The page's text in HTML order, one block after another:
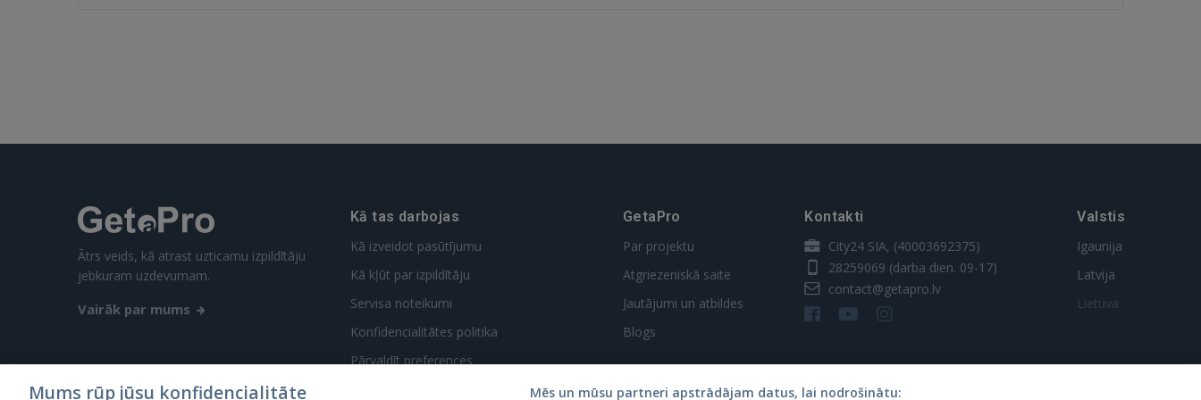
Ātrs veids, kā atrast uzticamu izpildītāju
jebkuram uzdevumam.
Vairāk par mums
Kā tas darbojas
Kā izveidot pasūtījumu
Kā kļūt par izpildītāju
Servisa noteikumi
Konfidencialitātes politika
Pārvaldīt preferences
GetaPro
Par projektu
Atgriezeniskā saite
Jautājumi un atbildes
Blogs
Kontakti
City24 SIA, (40003692375)
28259069 (darba dien. 09-17)
contact@getapro.lv
Valstis
Igaunija
Latvija
Lietuva
Mums rūp jūsu konfidencialitāte Mēs un mūsu partneri apstrādājam datus, lai nodrošinātu: